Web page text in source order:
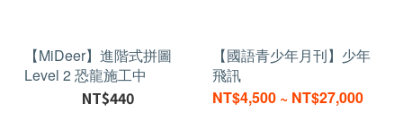
【MiDeer】進階式拼圖
Level 2 恐龍施工中
NT$440
【國語青少年月刊】少年
飛訊
NT$4,500 ~ NT$27,000